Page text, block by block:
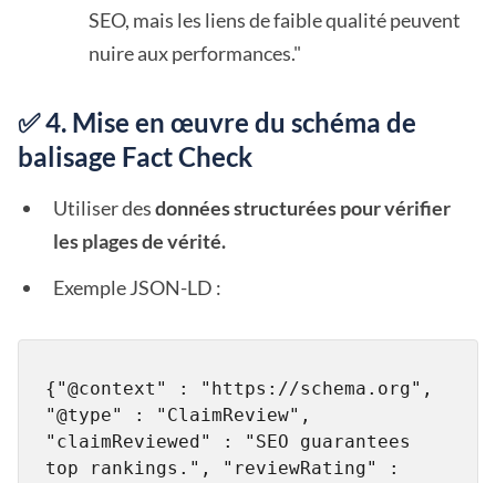
SEO, mais les liens de faible qualité peuvent
nuire aux performances."
✅ 4. Mise en œuvre du schéma de
balisage Fact Check
Utiliser desdonnées structurées pour vérifier
les plages de vérité.
Exemple JSON-LD :
{"@context" : "https://schema.org",
"@type" : "ClaimReview",
"claimReviewed" : "SEO guarantees
top rankings.", "reviewRating" :